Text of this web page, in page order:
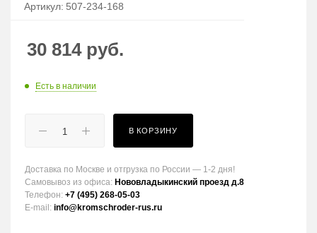
Артикул: 507-234-168
30 814руб.
Есть в наличии
В КОРЗИНУ
Доставка по Москве и отгрузка по России — 1-2 дня!
Самовывоз из офиса: Нововладыкинский проезд д.8
Телефон: +7 (495) 268-05-03
E-mail: info@kromschroder-rus.ru